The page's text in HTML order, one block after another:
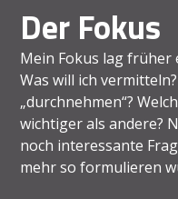
Der Fokus
Mein Fokus lag früher
Was will ich
„durchnehmen“?
wichtiger als andere?
noch interessante
mehr so formulieren